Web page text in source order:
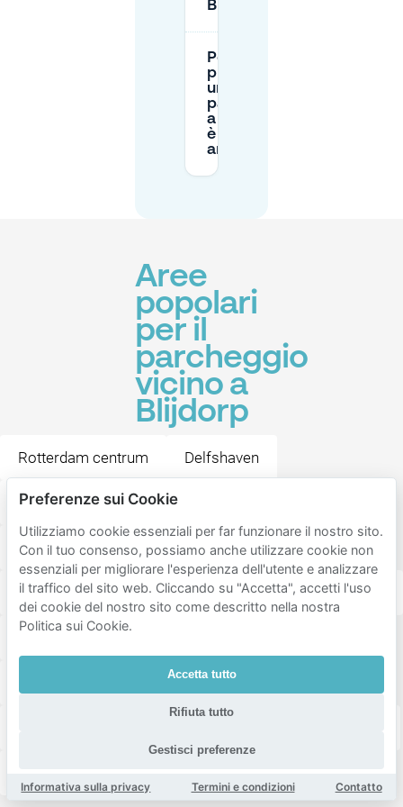
Blijdorp?
Posso
prenotare
un
parcheggio
a Blijdorp o
è primo
arrivato?
Aree
popolari
per il
parcheggio
vicino a
Blijdorp
Rotterdam centrum Delfshaven
Hillegersberg-schiebroek
Rotterdam Rechter Maasoever Bergpolder
Provenierswijk C.S. kwartier Blijdorpse Polder
Rotterdam-West
Preferenze sui Cookie
Utilizziamo cookie essenziali per far funzionare il nostro sito.
Con il tuo consenso, possiamo anche utilizzare cookie non
essenziali per migliorare l'esperienza dell'utente e analizzare
il traffico del sito web. Cliccando su "Accetta", accetti l'uso
dei cookie del nostro sito come descritto nella nostra
Politica sui Cookie.
Accetta tutto
Rifiuta tutto
Gestisci preferenze
Informativa sulla privacy Termini e condizioni Contatto